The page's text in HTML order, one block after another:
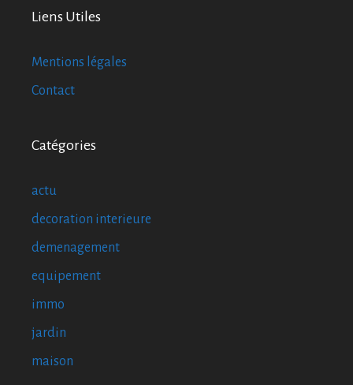
Liens Utiles
Mentions légales
Contact
Catégories
actu
decoration interieure
demenagement
equipement
immo
jardin
maison